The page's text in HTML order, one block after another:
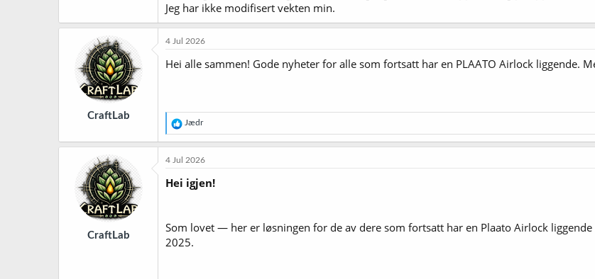
Jeg har ikke modifisert vekten min.
CraftLab
4 Jul 2026
Hei alle sammen! Gode nyheter for alle som fortsatt har en PLAATO Airlock liggende.
R
e
a
k
r
Jædr
CraftLab
4 Jul 2026
Hei igjen!
Som lovet — her er løsningen for de av dere som fortsatt har en Plaato Airlock
2025.